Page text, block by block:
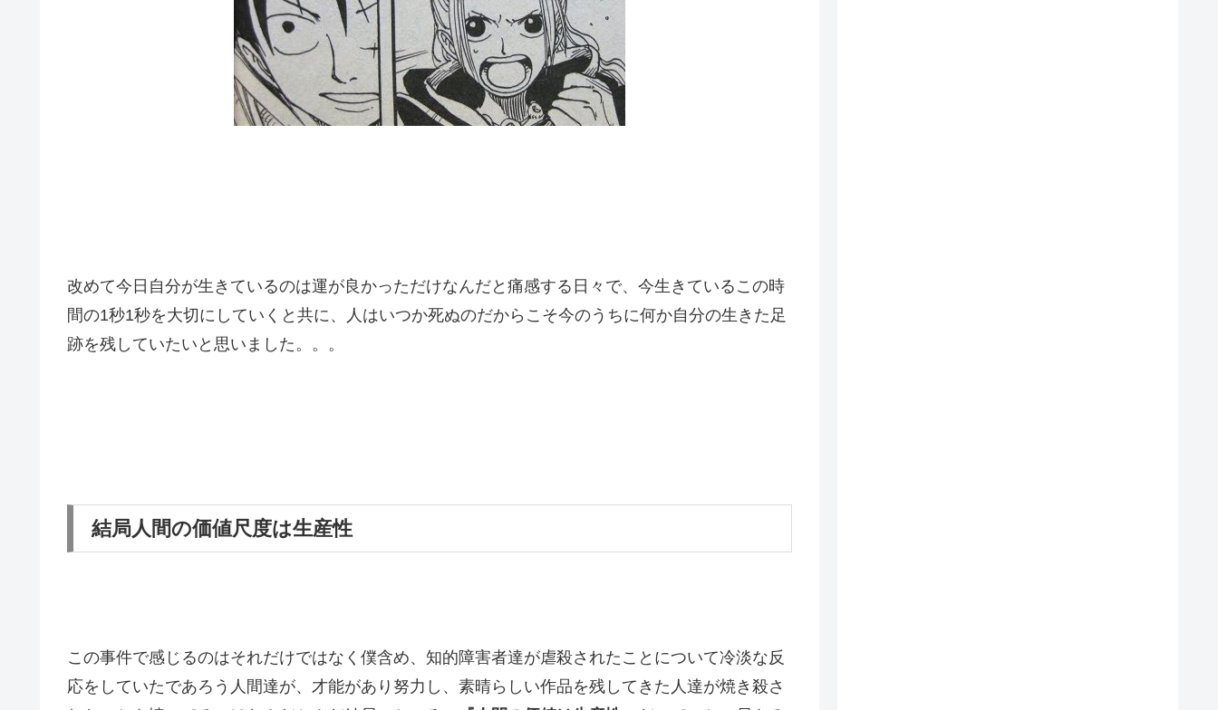
改めて今日自分が生きているのは運が良かっただけなんだと痛感する日々で、今生きているこの時
間の1秒1秒を大切にしていくと共に、人はいつか死ぬのだからこそ今のうちに何か自分の生きた足
跡を残していたいと思いました。。。
結局人間の価値尺度は生産性
この事件で感じるのはそれだけではなく僕含め、知的障害者達が虐殺されたことについて冷淡な反
応をしていたであろう人間達が、才能があり努力し、素晴らしい作品を残してきた人達が焼き殺さ